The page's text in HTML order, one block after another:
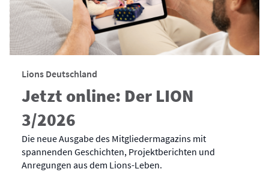
Lions Deutschland
Jetzt online: Der LION
3/2026
Die neue Ausgabe des Mitgliedermagazins mit
spannenden Geschichten, Projektberichten und
Anregungen aus dem Lions-Leben.